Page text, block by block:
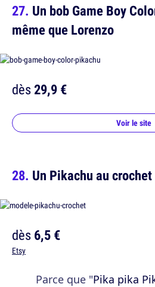
Un bob Game Boy
même que Lorenzo
dès29,9 €
Voir le site
Un Pikachu au crochet
dès6,5 €
Etsy
Parce que "Pika pika